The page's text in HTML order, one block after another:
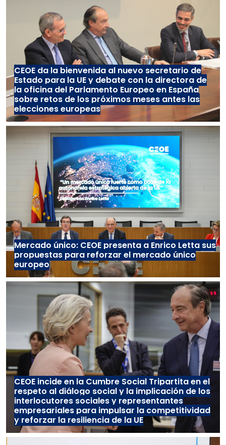
CEOE da la bienvenida al nuevo secretario de
Estado para la UE y debate con la directora de
la oficina del Parlamento Europeo en España
sobre retos de los próximos meses antes las
elecciones europeas
Mercado único: CEOE presenta a Enrico Letta sus
propuestas para reforzar el mercado único
europeo
CEOE incide en la Cumbre Social Tripartita en el
respeto al diálogo social y la implicación de los
interlocutores sociales y representantes
empresariales para impulsar la competitividad
y reforzar la resiliencia de la UE